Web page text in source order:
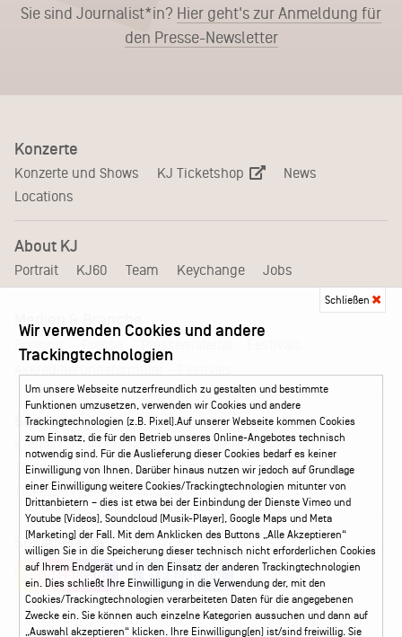
Sie sind Journalist*in? Hier geht's zur Anmeldung für
den Presse-Newsletter
Konzerte
Konzerte und Shows KJ Ticketshop
News
Locations
About KJ
Portrait KJ60 Team Keychange Jobs
Booking Presse
Service
Kontakt Leichte Sprache
FAQ / Hilfe
Ticketshop Hamburg
Gutscheine
Callback-Service
Ticketservice 040 - 413 22 60
Social Media
Instagram Facebook
Schließen
Wir verwenden Cookies und andere
Trackingtechnologien
Um unsere Webseite nutzerfreundlich zu gestalten und bestimmte
Funktionen umzusetzen, verwenden wir Cookies und andere
Trackingtechnologien (z.B. Pixel).Auf unserer Webseite kommen Cookies
zum Einsatz, die für den Betrieb unseres Online-Angebotes technisch
notwendig sind. Für die Auslieferung dieser Cookies bedarf es keiner
Einwilligung von Ihnen. Darüber hinaus nutzen wir jedoch auf Grundlage
einer Einwilligung weitere Cookies/Trackingtechnologien mitunter von
Drittanbietern – dies ist etwa bei der Einbindung der Dienste Vimeo und
Youtube (Videos), Soundcloud (Musik-Player), Google Maps und Meta
(Marketing) der Fall. Mit dem Anklicken des Buttons „Alle Akzeptieren“
willigen Sie in die Speicherung dieser technisch nicht erforderlichen Cookies
auf Ihrem Endgerät und in den Einsatz der anderen Trackingtechnologien
ein. Dies schließt Ihre Einwilligung in die Verwendung der, mit den
Cookies/Trackingtechnologien verarbeiteten Daten für die angegebenen
Zwecke ein. Sie können auch einzelne Kategorien aussuchen und dann auf
„Auswahl akzeptieren“ klicken. Ihre Einwilligung(en) ist/sind freiwillig. Sie